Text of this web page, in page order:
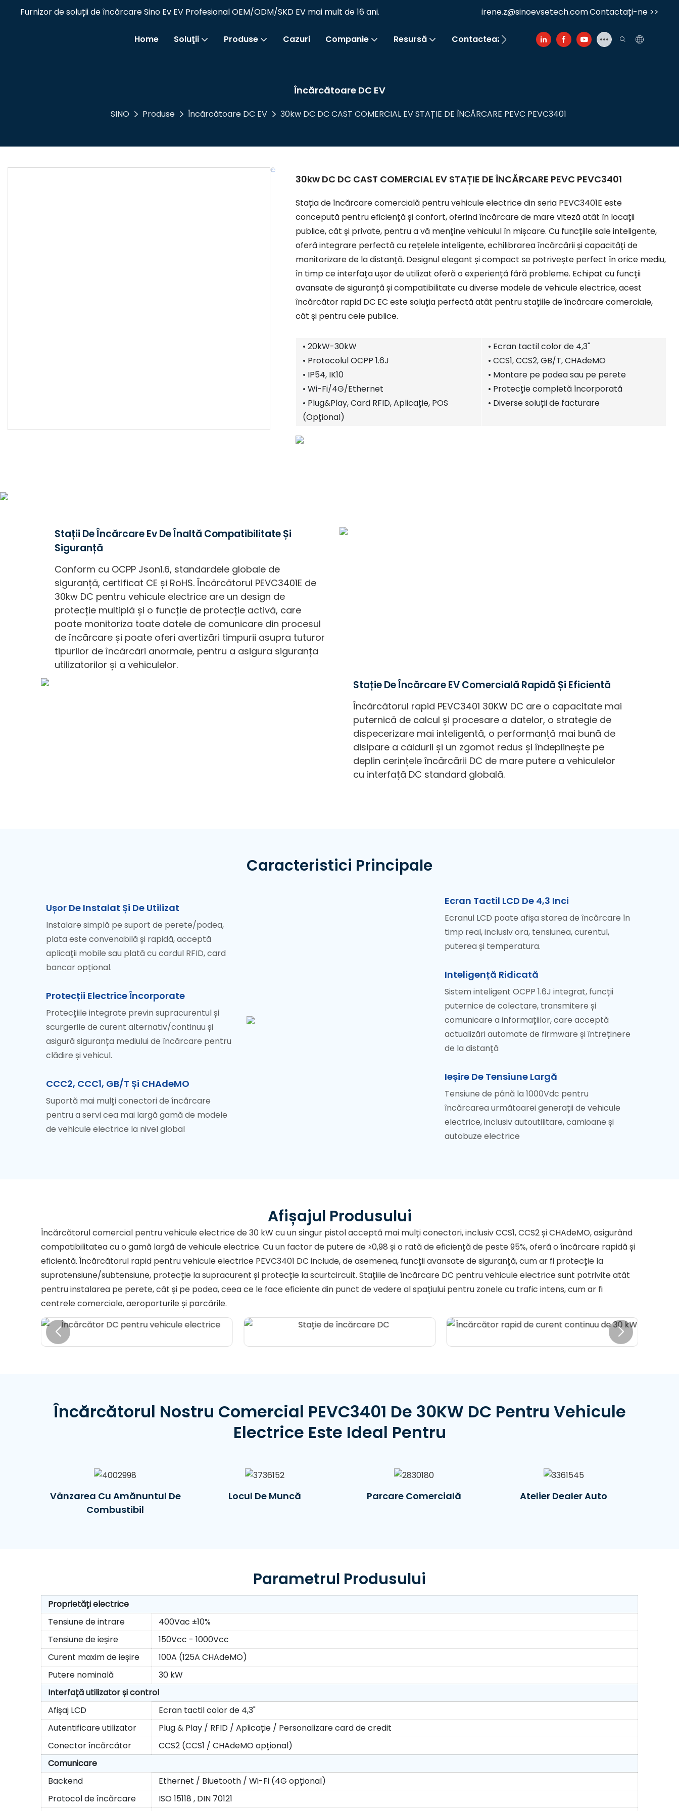
Furnizor de soluții de încărcare Sino Ev EV Profesional OEM/ODM/SKD EV mai mult de 16 ani. irene.z@sinoevsetech.comContactați-ne >>
Home Soluţii Produse Cazuri Companie Resursă Contactează-ne
Încărcătoare DC EV
SINO Produse Încărcătoare DC EV 30kw DC DC CAST COMERCIAL EV STAȚIE DE ÎNCĂRCARE PEVC PEVC3401
30kw DC DC CAST COMERCIAL EV STAȚIE DE ÎNCĂRCARE PEVC PEVC3401
Stația de încărcare comercială pentru vehicule electrice din seria PEVC3401E este
concepută pentru eficiență și confort, oferind încărcare de mare viteză atât în ​​locații
publice, cât și private, pentru a vă menține vehiculul în mișcare. Cu funcțiile sale inteligente,
oferă integrare perfectă cu rețelele inteligente, echilibrarea încărcării și capacități de
monitorizare de la distanță. Designul elegant și compact se potrivește perfect în orice mediu,
în timp ce interfața ușor de utilizat oferă o experiență fără probleme. Echipat cu funcții
avansate de siguranță și compatibilitate cu diverse modele de vehicule electrice, acest
încărcător rapid DC EC este soluția perfectă atât pentru stațiile de încărcare comerciale,
cât și pentru cele publice.
• 20kW-30kW
• Protocolul OCPP 1.6J
• IP54, IK10
• Wi-Fi/4G/Ethernet
• Plug&Play, Card RFID, Aplicație, POS
(Opțional)
• Ecran tactil color de 4,3"
• CCS1, CCS2, GB/T, CHAdeMO
• Montare pe podea sau pe perete
• Protecție completă încorporată
• Diverse soluții de facturare
Stații De Încărcare Ev De Înaltă Compatibilitate Și
Siguranță
Conform cu OCPP Json1.6, standardele globale de
siguranță, certificat CE și RoHS. Încărcătorul PEVC3401E de
30kw DC pentru vehicule electrice are un design de
protecție multiplă și o funcție de protecție activă, care
poate monitoriza toate datele de comunicare din procesul
de încărcare și poate oferi avertizări timpurii asupra tuturor
tipurilor de încărcări anormale, pentru a asigura siguranța
utilizatorilor și a vehiculelor.
Stație De Încărcare EV Comercială Rapidă Și Eficientă
Încărcătorul rapid PEVC3401 30KW DC are o capacitate mai
puternică de calcul și procesare a datelor, o strategie de
dispecerizare mai inteligentă, o performanță mai bună de
disipare a căldurii și un zgomot redus și îndeplinește pe
deplin cerințele încărcării DC de mare putere a vehiculelor
cu interfață DC standard globală.
Caracteristici Principale
Ușor De Instalat Și De Utilizat
Instalare simplă pe suport de perete/podea,
plata este convenabilă și rapidă, acceptă
aplicații mobile sau plată cu cardul RFID, card
bancar opțional.
Protecții Electrice Încorporate
Protecțiile integrate previn supracurentul și
scurgerile de curent alternativ/continuu și
asigură siguranța mediului de încărcare pentru
clădire și vehicul.
CCC2, CCC1, GB/T Și CHAdeMO
Suportă mai mulți conectori de încărcare
pentru a servi cea mai largă gamă de modele
de vehicule electrice la nivel global
Ecran Tactil LCD De 4,3 Inci
Ecranul LCD poate afișa starea de încărcare în
timp real, inclusiv ora, tensiunea, curentul,
puterea și temperatura.
Inteligență Ridicată
Sistem inteligent OCPP 1.6J integrat, funcții
puternice de colectare, transmitere și
comunicare a informațiilor, care acceptă
actualizări automate de firmware și întreținere
de la distanță
Ieșire De Tensiune Largă
Tensiune de până la 1000Vdc pentru
încărcarea următoarei generații de vehicule
electrice, inclusiv autoutilitare, camioane și
autobuze electrice
Afișajul Produsului
Încărcătorul comercial pentru vehicule electrice de 30 kW cu un singur pistol acceptă mai mulți conectori, inclusiv CCS1, CCS2 și CHAdeMO, asigurând
compatibilitatea cu o gamă largă de vehicule electrice. Cu un factor de putere de ≥0,98 și o rată de eficiență de peste 95%, oferă o încărcare rapidă și
eficientă. Încărcătorul rapid pentru vehicule electrice PEVC3401 DC include, de asemenea, funcții avansate de siguranță, cum ar fi protecție la
supratensiune/subtensiune, protecție la supracurent și protecție la scurtcircuit. Stațiile de încărcare DC pentru vehicule electrice sunt potrivite atât
pentru instalarea pe perete, cât și pe podea, ceea ce le face eficiente din punct de vedere al spațiului pentru zonele cu trafic intens, cum ar fi
centrele comerciale, aeroporturile și parcările.
Încărcătorul Nostru Comercial PEVC3401 De 30KW DC Pentru Vehicule
Electrice Este Ideal Pentru
Vânzarea Cu Amănuntul De
Combustibil
Locul De Muncă Parcare Comercială Atelier Dealer Auto
Parametrul Produsului
Proprietăți electrice
Tensiune de intrare
400Vac ±10%
Tensiune de ieșire
150Vcc - 1000Vcc
Curent maxim de ieșire
100A (125A CHAdeMO)
Putere nominală
30 kW
Interfață utilizator și control
Afișaj LCD
Ecran tactil color de 4,3"
Autentificare utilizator
Plug & Play / RFID / Aplicație / Personalizare card de credit
Conector încărcător
CCS2 (CCS1 / CHAdeMO opțional)
Comunicare
Backend
Ethernet / Bluetooth / Wi-Fi (4G opțional)
Protocol de încărcare
ISO 15118 , DIN 70121